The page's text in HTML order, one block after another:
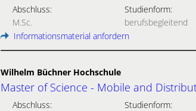
Abschluss:
M.Sc.
Studienform:
berufsbegleitend
Informationsmaterial anfordern
Wilhelm Büchner Hochschule
Master of Science - Mobile and
Abschluss:
Studienform: